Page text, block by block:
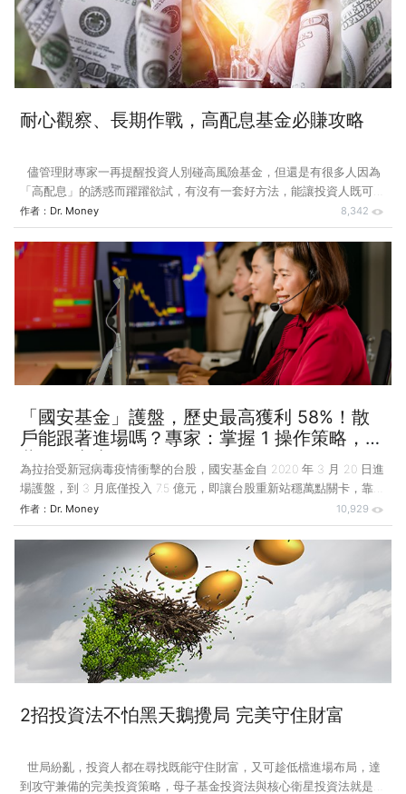
談我自己的案例。我在1995年以1,460萬元在北市蛋黃區買了一棟房
子，做為自住，2012年以2,880萬元賣掉，然後租屋而
耐心觀察、長期作戰，高配息基金必賺攻略
儘管理財專家一再提醒投資人別碰高風險基金，但還是有很多人因為
「高配息」的誘惑而躍躍欲試，有沒有一套好方法，能讓投資人既可領
到配息又能夠穩穩獲利呢？ 一位久未聯繫的朋友突然連續打來幾通電
話給我，原來是去（2019）年10月間他在友人慫恿下投資了兩筆基金共
計200萬元，結果在他打電話給我時已經賠了超過18%，基金淨值還不
斷下跌，他想知道是否該認賠殺出，還是繼續抱著。 細問之下才知
道，他買的都是以南非幣計價的新興市場債券基金。我進一步以當時最
新的交易日淨值及台銀南非幣匯率計算，一筆100萬元的投資只剩58萬
1,090元。 我告訴他，根據他轉給我的資料顯示，他
作者： Dr. Money 8,342
「國安基金」護盤，歷史最高獲利 58%！散
戶能跟著進場嗎？專家：掌握 1 操作策略，跟
著買一定賺！
為拉抬受新冠病毒疫情衝擊的台股，國安基金自 2020 年 3 月 20 日進
場護盤，到 3 月底僅投入 7.5 億元，即讓台股重新站穩萬點關卡，靠的
是什麼策略？一般投資人可以複製嗎？ 新冠病毒疫情肆虐，引爆全球
股災，台股加權指數一路從 2020 年 1 月 14 日的高點 12,179 點，崩跌
至 3 月 19 日的 8,681 點，跌幅達 28.7%。當日國安基金召開臨時委員
會議，決議啟動護盤機制，並自 3 月 20 日起進場護盤。 這是國安基
金設置以來第 7 次護盤，過去 6 次護盤成效，各方褒貶不一。包括學
界、政界、金融相關業界、媒體評論在內，有的認為政府不該干預
作者： Dr. Money 10,929
2招投資法不怕黑天鵝攪局 完美守住財富
世局紛亂，投資人都在尋找既能守住財富，又可趁低檔進場布局，達
到攻守兼備的完美投資策略，母子基金投資法與核心衛星投資法就是2